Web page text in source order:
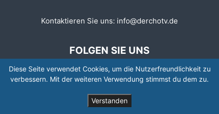
Kontaktieren Sie uns: info@derchotv.de
FOLGEN SIE UNS
Diese Seite verwendet Cookies, um die Nutzerfreundlichkeit zu
verbessern. Mit der weiteren Verwendung stimmst du dem zu.
Verstanden